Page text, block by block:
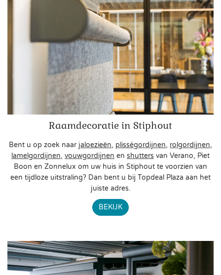
Raamdecoratie in Stiphout
Bent u op zoek naar jaloezieën, plisségordijnen, rolgordijnen,
lamelgordijnen, vouwgordijnen en shutters van Verano, Piet
Boon en Zonnelux om uw huis in Stiphout te voorzien van
een tijdloze uitstraling? Dan bent u bij Topdeal Plaza aan het
juiste adres.
BEKIJK